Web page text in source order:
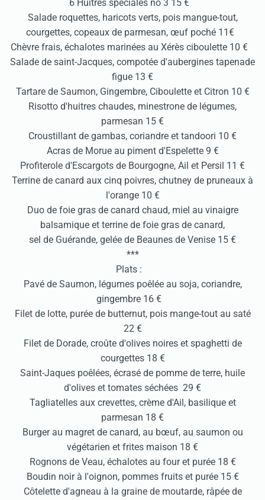
6 Huitres spéciales no 3 15 €
Salade roquettes, haricots verts, pois mangue-tout,
courgettes, copeaux de parmesan, œuf poché 11€
Chèvre frais, échalotes marinées au Xérès ciboulette 10 €
Salade de saint-Jacques, compotée d'aubergines tapenade
figue 13 €
Tartare de Saumon, Gingembre, Ciboulette et Citron 10 €
Risotto d'huitres chaudes, minestrone de légumes,
parmesan 15 €
Croustillant de gambas, coriandre et tandoori 10 €
Acras de Morue au piment d'Espelette 9 €
Profiterole d'Escargots de Bourgogne, Ail et Persil 11 €
Terrine de canard aux cinq poivres, chutney de pruneaux à
l'orange 10 €
Duo de foie gras de canard chaud, miel au vinaigre
balsamique et terrine de foie gras de canard,
sel de Guérande, gelée de Beaunes de Venise 15 €
***
Plats :
Pavé de Saumon, légumes poêlée au soja, coriandre,
gingembre 16 €
Filet de lotte, purée de butternut, pois mange-tout au saté
22 €
Filet de Dorade, croûte d'olives noires et spaghetti de
courgettes 18 €
Saint-Jaques poêlées, écrasé de pomme de terre, huile
d'olives et tomates séchées 29 €
Tagliatelles aux crevettes, crème d'Ail, basilique et
parmesan 18 €
Burger au magret de canard, au bœuf, au saumon ou
végétarien et frites maison 18 €
Rognons de Veau, échalotes au four et purée 18 €
Boudin noir à l'oignon, pommes fruits et purée 15 €
Côtelette d'agneau à la graine de moutarde, râpée de